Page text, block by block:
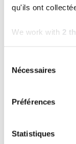
qu'ils ont
We work with 2
Nécessaires
Préférences
Statistiques
Combien